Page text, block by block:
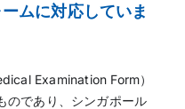
ムに対応していま
Examination Form）
のであり、シンガポール